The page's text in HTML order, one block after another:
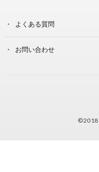
よくある質問
お問い合わせ
©2018